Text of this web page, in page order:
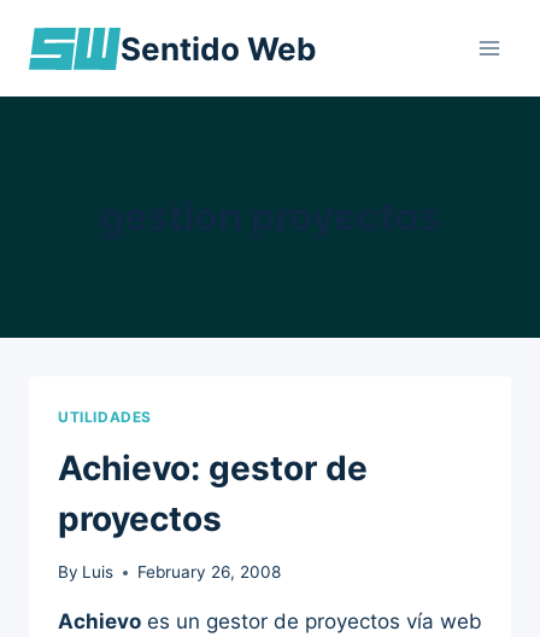
Sentido Web
UTILIDADES
Achievo: gestor de
proyectos
By Luis February 26, 2008
Achievo es un gestor de proyectos vía web